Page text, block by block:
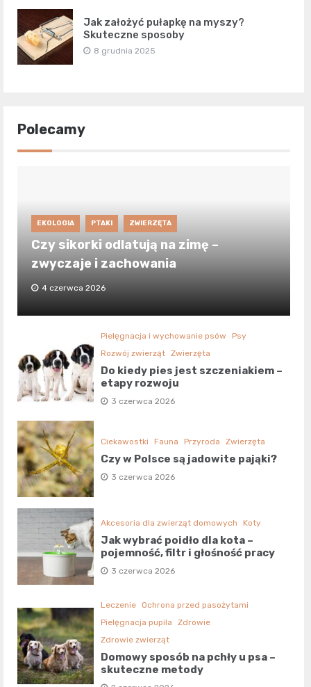
Jak założyć pułapkę na myszy?
Skuteczne sposoby
8 grudnia 2025
Polecamy
EKOLOGIA PTAKI ZWIERZĘTA
Czy sikorki odlatują na zimę –
zwyczaje i zachowania
4 czerwca 2026
Pielęgnacja i wychowanie psów
Psy
Rozwój zwierząt Zwierzęta
Do kiedy pies jest szczeniakiem –
etapy rozwoju
3 czerwca 2026
Ciekawostki Fauna Przyroda Zwierzęta
Czy w Polsce są jadowite pająki?
3 czerwca 2026
Akcesoria dla zwierząt domowych Koty
Jak wybrać poidło dla kota –
pojemność, filtr i głośność pracy
3 czerwca 2026
Leczenie
Ochrona przed pasożytami
Pielęgnacja pupila
Zdrowie
Zdrowie zwierząt
Domowy sposób na pchły u psa –
skuteczne metody